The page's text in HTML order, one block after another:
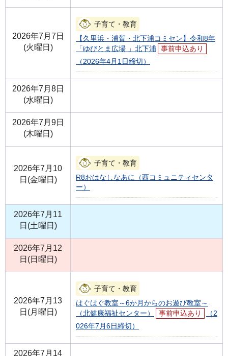
2026年7月7日
(火曜日)
子育て・教育
【久里浜・浦賀・北下浦コミセン】令和8年
「ゆびとま広場 」北下浦
事前申込あり
（2026年4月1日締切）
2026年7月8日
(水曜日)
2026年7月9日
(木曜日)
2026年7月10
日(金曜日)
子育て・教育
R8おはなしなあに（西コミュニティセンタ
ー）
2026年7月11
日(土曜日)
2026年7月12
日(日曜日)
2026年7月13
日(月曜日)
子育て・教育
はぐはぐ教室～6か月からのお遊び教室～
（北健康福祉センター）
事前申込あり
（2
026年7月6日締切）
2026年7月14